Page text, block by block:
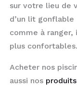
sur votre lieu de
d’un lit gonflable
comme à
plus confortables.
Acheter nos
aussi nos